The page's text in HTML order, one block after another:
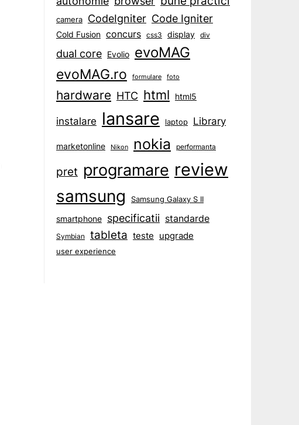
camera CodeIgniter Code Igniter
Cold Fusion concurs css3 display div
dual core Evolio evoMAG
evoMAG.ro formulare foto
hardware HTC html html5
instalare lansare laptop Library
marketonline Nikon nokia performanta
pret programare review
samsung Samsung Galaxy S II
smartphone specificatii standarde
Symbian tableta teste upgrade
user experience